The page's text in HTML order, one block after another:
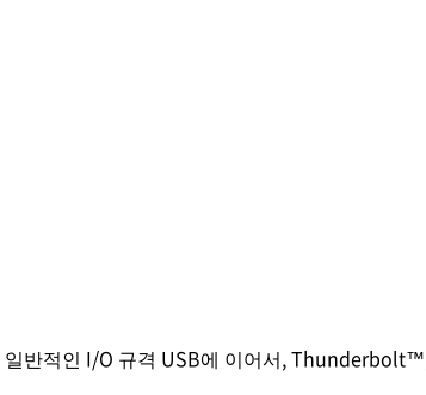
일반적인 I/O 규격 USB에 이어서,